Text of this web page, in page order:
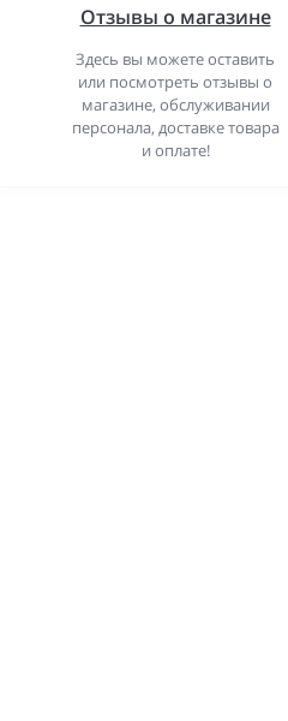
Отзывы о магазине
Здесь вы можете оставить
или посмотреть отзывы о
магазине, обслуживании
персонала, доставке товара
и оплате!